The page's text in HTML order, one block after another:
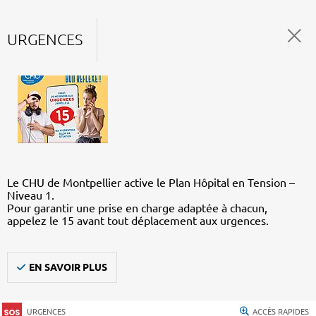
URGENCES
Le CHU de Montpellier active le Plan Hôpital en Tension –
Niveau 1.
Pour garantir une prise en charge adaptée à chacun,
appelez le 15 avant tout déplacement aux urgences.
EN SAVOIR PLUS
URGENCES ACCÈS RAPIDES